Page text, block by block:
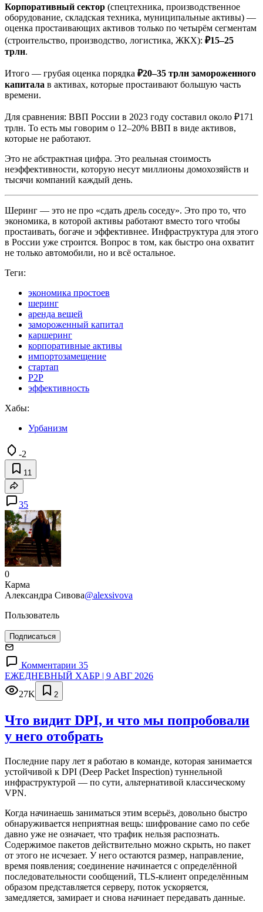
Корпоративный сектор (спецтехника, производственное
оборудование, складская техника, муниципальные активы) —
оценка простаивающих активов только по четырём сегментам
(строительство, производство, логистика, ЖКХ): ₽15–25
трлн.
Итого — грубая оценка порядка ₽20–35 трлн замороженного
капитала в активах, которые простаивают большую часть
времени.
Для сравнения: ВВП России в 2023 году составил около ₽171
трлн. То есть мы говорим о 12–20% ВВП в виде активов,
которые не работают.
Это не абстрактная цифра. Это реальная стоимость
неэффективности, которую несут миллионы домохозяйств и
тысячи компаний каждый день.
Шеринг — это не про «сдать дрель соседу». Это про то, что
экономика, в которой активы работают вместо того чтобы
простаивать, богаче и эффективнее. Инфраструктура для этого
в России уже строится. Вопрос в том, как быстро она охватит
не только автомобили, но и всё остальное.
Теги:
экономика простоев
шеринг
аренда вещей
замороженный капитал
каршеринг
корпоративные активы
импортозамещение
стартап
P2P
эффективность
Хабы:
Урбанизм
-2
11
35
0
Карма
Александра Сивова@alexsivova
Пользователь
Подписаться
Комментарии 35
ЕЖЕДНЕВНЫЙ ХАБР | 9 АВГ 2026
27K
2
Что видит DPI, и что мы попробовали
у него отобрать
Последние пару лет я работаю в команде, которая занимается
устойчивой к DPI (Deep Packet Inspection) туннельной
инфраструктурой — по сути, альтернативой классическому
VPN.
Когда начинаешь заниматься этим всерьёз, довольно быстро
обнаруживается неприятная вещь: шифрование само по себе
давно уже не означает, что трафик нельзя распознать.
Содержимое пакетов действительно можно скрыть, но пакет
от этого не исчезает. У него остаются размер, направление,
время появления; соединение начинается с определённой
последовательности сообщений, TLS-клиент определённым
образом представляется серверу, поток ускоряется,
замедляется, замирает и снова начинает передавать данные.